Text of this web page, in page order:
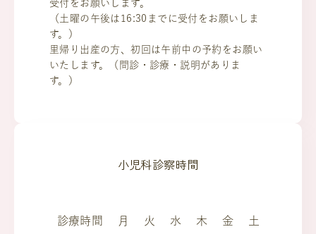
受付をお願いします。
（土曜の午後は16:30までに受付をお願いしま
す。）
里帰り出産の方、初回は午前中の予約をお願い
いたします。（問診・診療・説明がありま
す。）
小児科診察時間
診療時間 月 火 水 木 金 土